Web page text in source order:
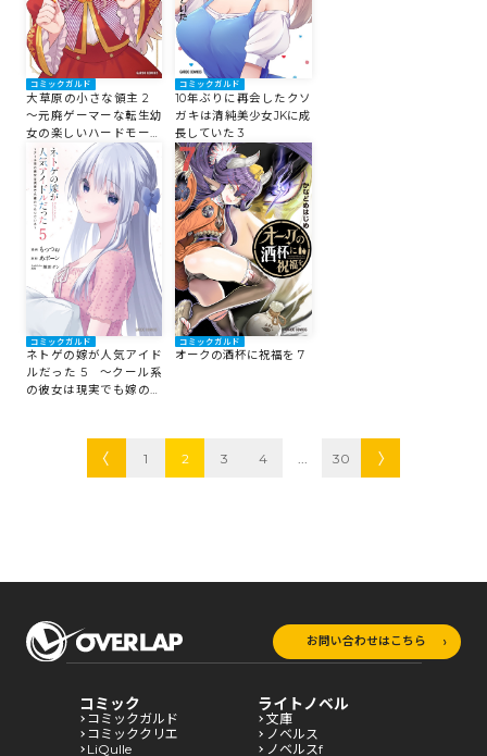
コミックガルド
大草原の小さな領主 2
～元廃ゲーマーな転生幼
女の楽しいハードモード
辺境開拓記～
コミックガルド
10年ぶりに再会したクソ
ガキは清純美少女JKに成
長していた 3
コミックガルド
ネトゲの嫁が人気アイド
ルだった 5 ～クール系
の彼女は現実でも嫁のつ
コミックガルド
オークの酒杯に祝福を 7
1 2 3 4 30
お問い合わせはこちら
コミック
コミックガルド
コミッククリエ
LiQulle
ライトノベル
文庫
ノベルス
ノベルスf